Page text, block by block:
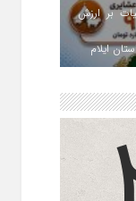
مالیات بر ارزش